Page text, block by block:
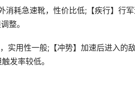
耗急速靴，性价比低;【疾行】行
整。
用性一般;【冲势】加速后进入的
发率较低。